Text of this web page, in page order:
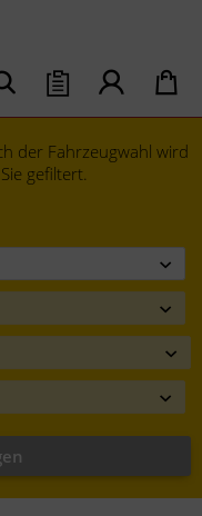
der Fahrzeugwahl wird
gefiltert.